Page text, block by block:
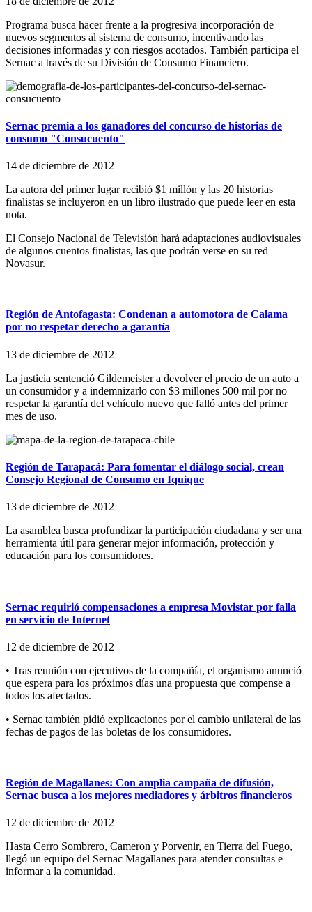
Programa busca hacer frente a la progresiva incorporación de
nuevos segmentos al sistema de consumo, incentivando las
decisiones informadas y con riesgos acotados. También participa el
Sernac a través de su División de Consumo Financiero.
Sernac premia a los ganadores del concurso de historias de
consumo "Consucuento"
14 de diciembre de 2012
La autora del primer lugar recibió $1 millón y las 20 historias
finalistas se incluyeron en un libro ilustrado que puede leer en esta
nota.
El Consejo Nacional de Televisión hará adaptaciones audiovisuales
de algunos cuentos finalistas, las que podrán verse en su red
Novasur.
Región de Antofagasta: Condenan a automotora de Calama
por no respetar derecho a garantía
13 de diciembre de 2012
La justicia sentenció Gildemeister a devolver el precio de un auto a
un consumidor y a indemnizarlo con $3 millones 500 mil por no
respetar la garantía del vehículo nuevo que falló antes del primer
mes de uso.
Región de Tarapacá: Para fomentar el diálogo social, crean
Consejo Regional de Consumo en Iquique
13 de diciembre de 2012
La asamblea busca profundizar la participación ciudadana y ser una
herramienta útil para generar mejor información, protección y
educación para los consumidores.
Sernac requirió compensaciones a empresa Movistar por falla
en servicio de Internet
12 de diciembre de 2012
• Tras reunión con ejecutivos de la compañía, el organismo anunció
que espera para los próximos días una propuesta que compense a
todos los afectados.
• Sernac también pidió explicaciones por el cambio unilateral de las
fechas de pagos de las boletas de los consumidores.
Región de Magallanes: Con amplia campaña de difusión,
Sernac busca a los mejores mediadores y árbitros financieros
12 de diciembre de 2012
Hasta Cerro Sombrero, Cameron y Porvenir, en Tierra del Fuego,
llegó un equipo del Sernac Magallanes para atender consultas e
informar a la comunidad.